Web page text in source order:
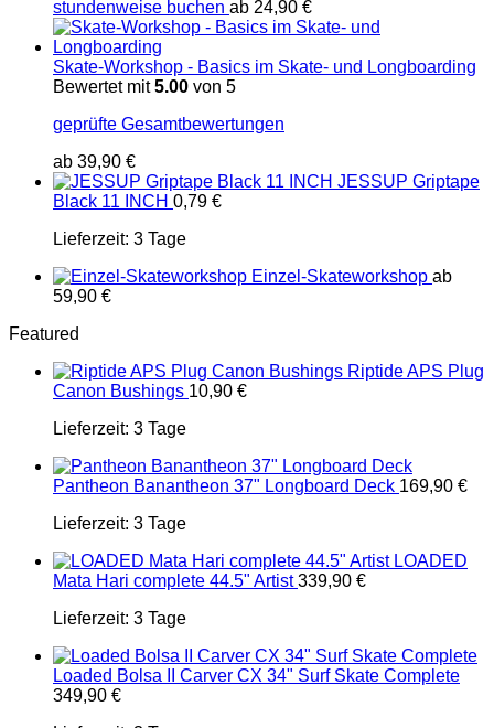
stundenweise buchen ab 24,90 €
Skate-Workshop - Basics im Skate- und Longboarding
Bewertet mit5.00 von 5
geprüfte Gesamtbewertungen
ab 39,90 €
JESSUP Griptape
Black 11 INCH 0,79 €
Lieferzeit: 3 Tage
Einzel-Skateworkshop ab
59,90 €
Featured
Riptide APS Plug
Canon Bushings 10,90 €
Lieferzeit: 3 Tage
Pantheon Banantheon 37" Longboard Deck 169,90 €
Lieferzeit: 3 Tage
LOADED
Mata Hari complete 44.5" Artist 339,90 €
Lieferzeit: 3 Tage
Loaded Bolsa II Carver CX 34" Surf Skate Complete
349,90 €